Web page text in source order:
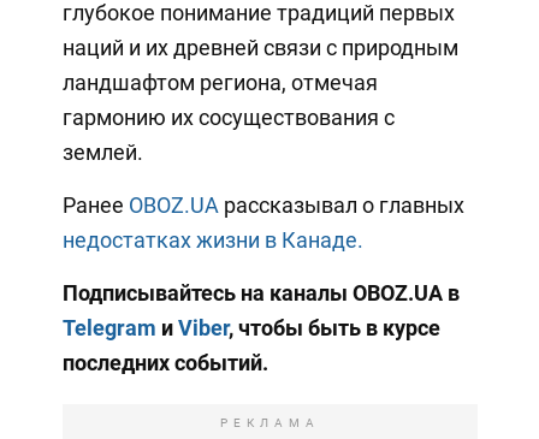
глубокое понимание традиций первых
наций и их древней связи с природным
ландшафтом региона, отмечая
гармонию их сосуществования с
землей.
Ранее OBOZ.UA рассказывал о главных
недостатках жизни в Канаде.
Подписывайтесь на каналы OBOZ.UA в
Telegram иViber, чтобы быть в курсе
последних событий.
РЕКЛАМА